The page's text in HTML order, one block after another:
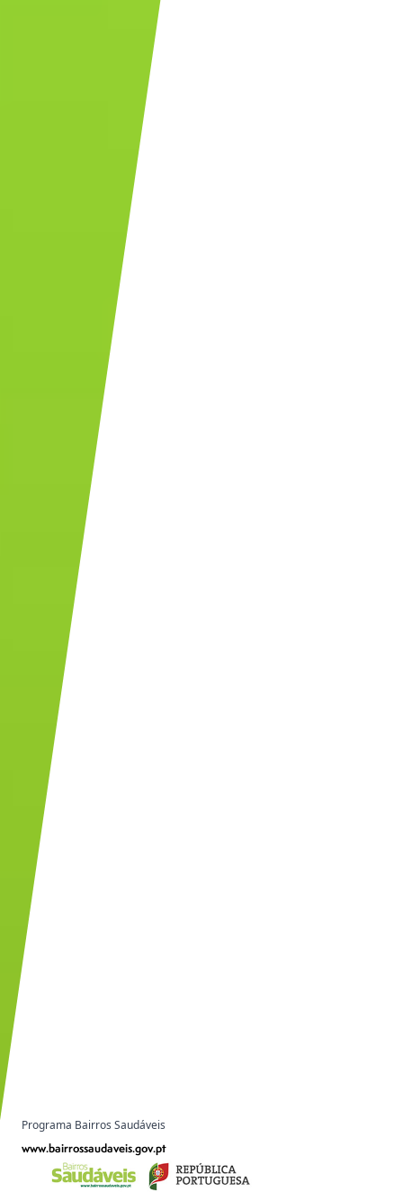
Programa Bairros Saudáveis
www.bairrossaudaveis.gov.pt